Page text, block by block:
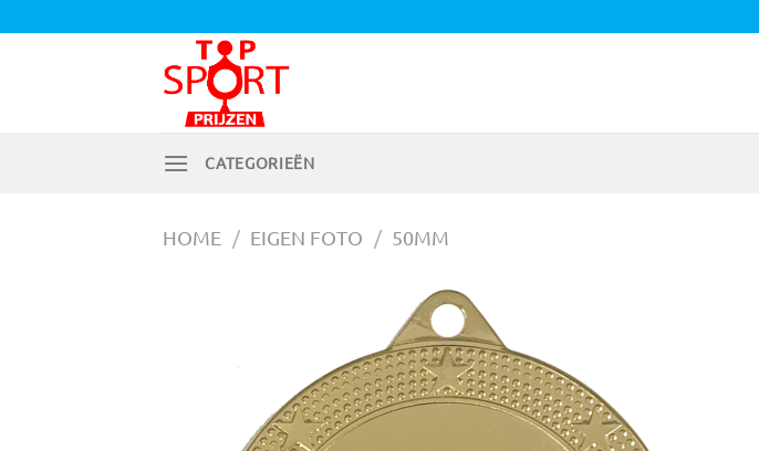
naar
CATEGORIEËN
HOME / EIGEN FOTO / 50MM